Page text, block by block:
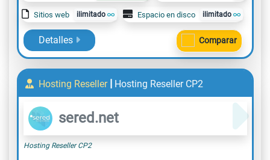
Sitios web ilimitado Espacio en disco ilimitado
Detalles Comparar
Hosting Reseller | Hosting Reseller CP2
sered.net
Hosting Reseller CP2